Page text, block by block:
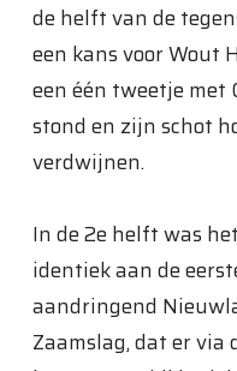
de helft van de
een kans voor Wout
een één tweetje met
stond en zijn schot
verdwijnen.
In de 2e helft was
identiek aan de
aandringend
Zaamslag, dat er via